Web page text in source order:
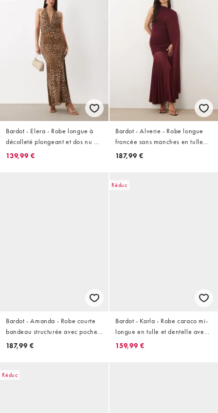
Bardot - Elera - Robe longue à
décolleté plongeant et dos nu en
tulle - Imprimé léopard
139,99 €
Bardot - Alverie - Robe longue
froncée sans manches en tulle
avec détail foulard - Bordeaux
187,99 €
Bardot - Amanda - Robe courte
bandeau structurée avec poches
- Blanc orchidée
187,99 €
Réduc
Bardot - Karla - Robe caraco mi-
longue en tulle et dentelle avec
finition dorée - Chocolat
159,99 €
Réduc